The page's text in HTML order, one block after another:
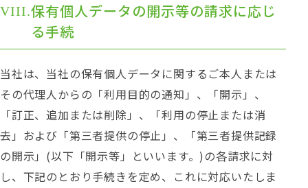
保有個人データの開示等の請求に応じ
る手続
当社は、当社の保有個人データに関するご本人または
その代理人からの「利用目的の通知」、「開示」、
「訂正、追加または削除」、「利用の停止または消
去」および「第三者提供の停止」、「第三者提供記録
の開示」(以下「開示等」といいます。)の各請求に対
し、下記のとおり手続きを定め、これに対応いたしま